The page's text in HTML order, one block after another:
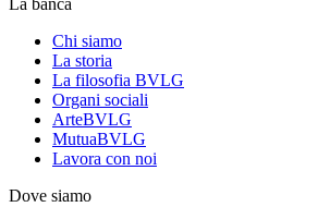
La banca
Chi siamo
La storia
La filosofia BVLG
Organi sociali
ArteBVLG
MutuaBVLG
Lavora con noi
Dove siamo